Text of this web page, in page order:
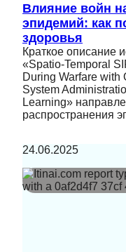
Влияние войн
эпидемий: как
здоровья
Краткое описание
«Spatio-Temporal
During Warfare
System
Learning»
распространения
24.06.2025